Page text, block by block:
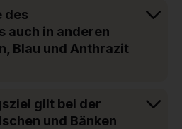
des
auch in anderen
Blau und Anthrazit
gilt bei der
und Bänken